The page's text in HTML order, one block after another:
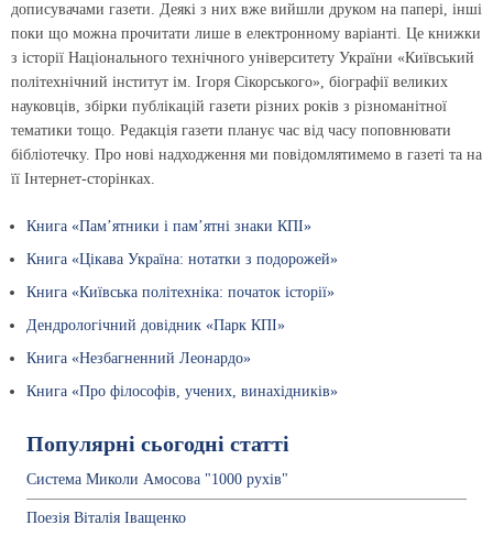
дописувачами газети. Деякі з них вже вийшли друком на папері, інші
поки що можна прочитати лише в електронному варіанті. Це книжки
з історії Національного технічного університету України «Київський
політехнічний інститут ім. Ігоря Сікорського», біографії великих
науковців, збірки публікацій газети різних років з різноманітної
тематики тощо. Редакція газети планує час від часу поповнювати
бібліотечку. Про нові надходження ми повідомлятимемо в газеті та на
її Інтернет-сторінках.
Книга «Пам’ятники і пам’ятні знаки КПІ»
Книга «Цікава Україна: нотатки з подорожей»
Книга «Київська політехніка: початок історії»
Дендрологічний довідник «Парк КПІ»
Книга «Незбагненний Леонардо»
Книга «Про філософів, учених, винахідників»
Популярні сьогодні статті
Система Миколи Амосова "1000 рухів"
Поезія Віталія Іващенко